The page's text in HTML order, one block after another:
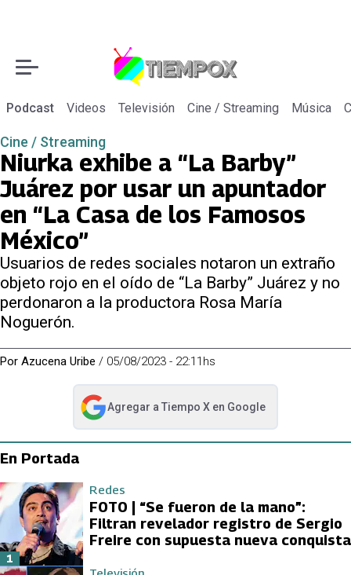
Podcast Videos Televisión Cine / Streaming Música
Cine / Streaming
Niurka exhibe a “La Barby”
Juárez por usar un apuntador
en “La Casa de los Famosos
México”
Usuarios de redes sociales notaron un extraño
objeto rojo en el oído de “La Barby” Juárez y no
perdonaron a la productora Rosa María
Noguerón.
Por Azucena Uribe / 05/08/2023 - 22:11hs
Agregar a Tiempo Xen Google
abre en nueva pestaña
En Portada
Redes
FOTO | “Se fueron de la mano”:
Filtran revelador registro de Sergio
Freire con supuesta nueva conquista
1